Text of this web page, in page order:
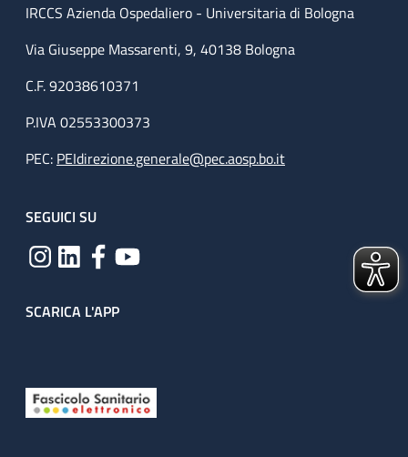
IRCCS Azienda Ospedaliero - Universitaria di Bologna
Via Giuseppe Massarenti, 9, 40138 Bologna
C.F. 92038610371
P.IVA 02553300373
PEC: PEIdirezione.generale@pec.aosp.bo.it
SEGUICI SU
SCARICA L'APP